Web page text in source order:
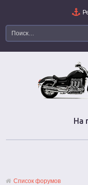
На
Список форумов